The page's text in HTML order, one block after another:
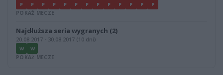
P P P P P P P P P P P P P
POKAŻ MECZE
Najdłuższa seria wygranych (2)
20.08.2017 - 30.08.2017 (10 dni)
W W
POKAŻ MECZE